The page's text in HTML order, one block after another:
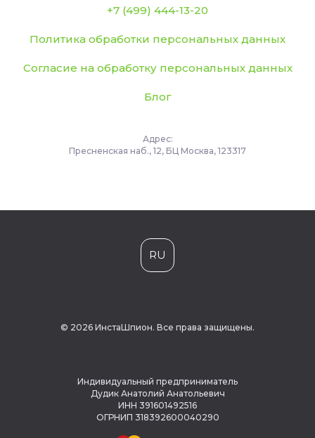
+7 (499) 444-13-20
Политика обработки персональных данных
Согласие на обработку персональных данных
Блог
Адрес:
Пресненская наб., 12, БЦ Москва, 123317
RU
© 2026 ИнстаШпион. Все права защищены.
Индивидуальный предприниматель
Дудик Анатолий Анатольевич
ИНН 391601492516
ОГРНИП 318392600040290